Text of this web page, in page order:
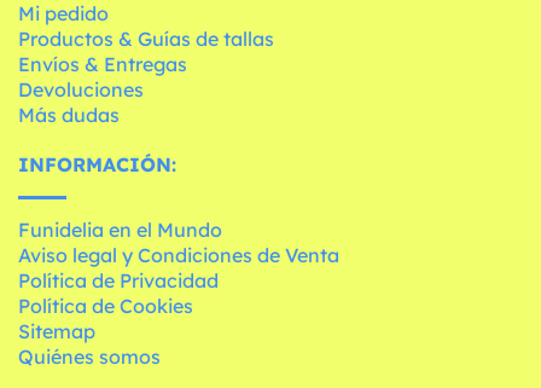
Mi pedido
Productos & Guías de tallas
Envíos & Entregas
Devoluciones
Más dudas
INFORMACIÓN:
Funidelia en el Mundo
Aviso legal y Condiciones de Venta
Política de Privacidad
Política de Cookies
Sitemap
Quiénes somos